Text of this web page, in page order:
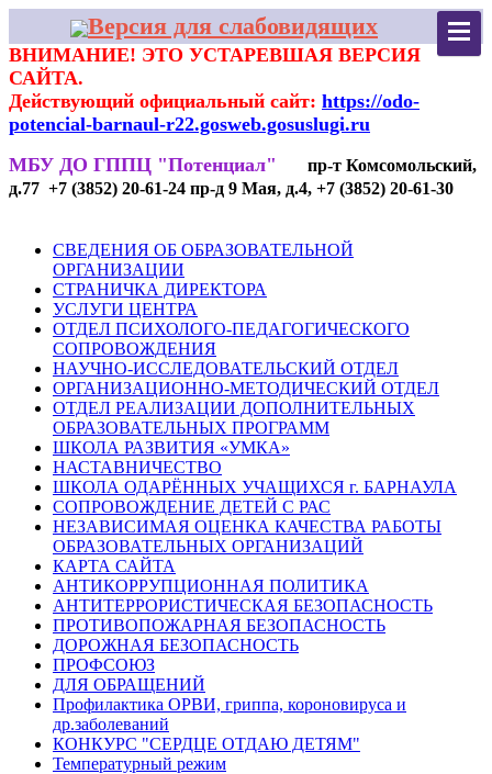
Версия для слабовидящих
ВНИМАНИЕ! ЭТО УСТАРЕВШАЯ ВЕРСИЯ
САЙТА.
Действующий официальный сайт: https://odo-
potencial-barnaul-r22.gosweb.gosuslugi.ru
МБУ ДО ГППЦ "Потенциал"
пр-т Комсомольский,
д.77 +7 (3852) 20-61-24 пр-д 9 Мая, д.4, +7 (3852) 20-61-30
СВЕДЕНИЯ ОБ ОБРАЗОВАТЕЛЬНОЙ
ОРГАНИЗАЦИИ
СТРАНИЧКА ДИРЕКТОРА
УСЛУГИ ЦЕНТРА
ОТДЕЛ ПСИХОЛОГО-ПЕДАГОГИЧЕСКОГО
СОПРОВОЖДЕНИЯ
НАУЧНО-ИССЛЕДОВАТЕЛЬСКИЙ ОТДЕЛ
ОРГАНИЗАЦИОННО-МЕТОДИЧЕСКИЙ ОТДЕЛ
ОТДЕЛ РЕАЛИЗАЦИИ ДОПОЛНИТЕЛЬНЫХ
ОБРАЗОВАТЕЛЬНЫХ ПРОГРАММ
ШКОЛА РАЗВИТИЯ «УМКА»
НАСТАВНИЧЕСТВО
ШКОЛА ОДАРЁННЫХ УЧАЩИХСЯ г. БАРНАУЛА
СОПРОВОЖДЕНИЕ ДЕТЕЙ С РАС
НЕЗАВИСИМАЯ ОЦЕНКА КАЧЕСТВА РАБОТЫ
ОБРАЗОВАТЕЛЬНЫХ ОРГАНИЗАЦИЙ
КАРТА САЙТА
АНТИКОРРУПЦИОННАЯ ПОЛИТИКА
АНТИТЕРРОРИСТИЧЕСКАЯ БЕЗОПАСНОСТЬ
ПРОТИВОПОЖАРНАЯ БЕЗОПАСНОСТЬ
ДОРОЖНАЯ БЕЗОПАСНОСТЬ
ПРОФСОЮЗ
ДЛЯ ОБРАЩЕНИЙ
Профилактика ОРВИ, гриппа, короновируса и
др.заболеваний
КОНКУРС "СЕРДЦЕ ОТДАЮ ДЕТЯМ"
Температурный режим